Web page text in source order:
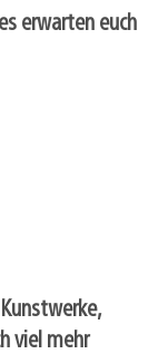
erwarten euch
viel mehr